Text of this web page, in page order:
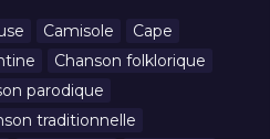
Camisole
Cape
Chanson folklorique
parodique
traditionnelle